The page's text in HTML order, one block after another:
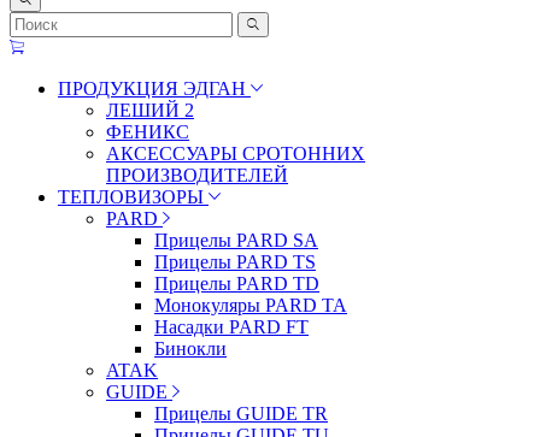
ПРОДУКЦИЯ ЭДГАН
ЛЕШИЙ 2
ФЕНИКС
АКСЕССУАРЫ СРОТОННИХ
ПРОИЗВОДИТЕЛЕЙ
ТЕПЛОВИЗОРЫ
PARD
Прицелы PARD SA
Прицелы PARD TS
Прицелы PARD TD
Монокуляры PARD TA
Насадки PARD FT
Бинокли
ATAK
GUIDE
Прицелы GUIDE TR